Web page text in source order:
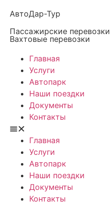
АвтоДар-Тур
Пассажирские перевозки
Вахтовые перевозки
Главная
Услуги
Автопарк
Наши поездки
Документы
Контакты
Главная
Услуги
Автопарк
Наши поездки
Документы
Контакты